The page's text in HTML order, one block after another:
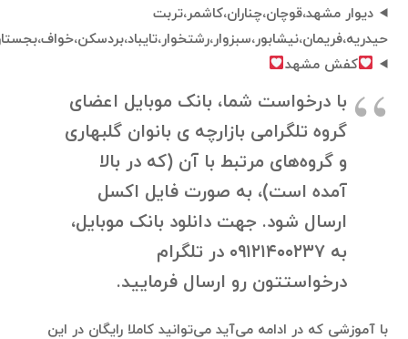
دیوار مشهد،قوچان،چناران،کاشمر،تربت
کفش مشهد
با درخواست شما، بانک موبایل اعضای
گروه تلگرامی بازارچه ی بانوان گلبهاری
و گروه‌های مرتبط با آن (که در بالا
آمده است)، به صورت فایل اکسل
ارسال شود. جهت دانلود بانک موبایل،
به ۰۹۱۲۱۴۰۰۲۳۷ در تلگرام
درخواستتون رو ارسال فرمایید.
با آموزشی که در ادامه می‌آید می‌توانید کاملا رایگان در این